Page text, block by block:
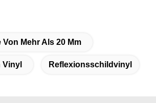
Von Mehr Als 20 Mm
Vinyl Reflexionsschildvinyl